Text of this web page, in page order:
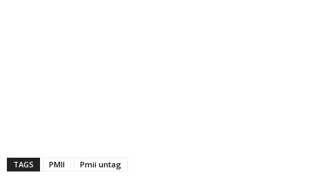
TAGS PMII Pmii untag